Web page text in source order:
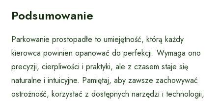
Podsumowanie
Parkowanie prostopadłe to umiejętność, którą każdy
kierowca powinien opanować do perfekcji. Wymaga ono
precyzji, cierpliwości i praktyki, ale z czasem staje się
naturalne i intuicyjne. Pamiętaj, aby zawsze zachowywać
ostrożność, korzystać z dostępnych narzędzi i technologii,